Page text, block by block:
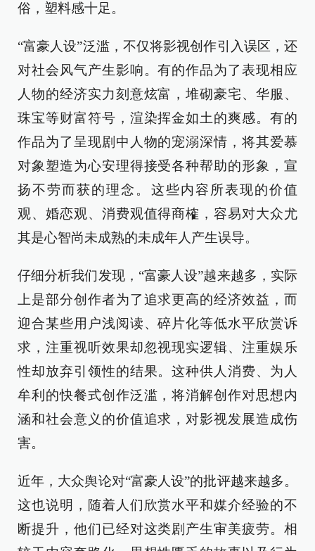
俗，塑料感十足。
“富豪人设”泛滥，不仅将影视创作引入误区，还
对社会风气产生影响。有的作品为了表现相应
人物的经济实力刻意炫富，堆砌豪宅、华服、
珠宝等财富符号，渲染挥金如土的爽感。有的
作品为了呈现剧中人物的宠溺深情，将其爱慕
对象塑造为心安理得接受各种帮助的形象，宣
扬不劳而获的理念。这些内容所表现的价值
观、婚恋观、消费观值得商榷，容易对大众尤
其是心智尚未成熟的未成年人产生误导。
仔细分析我们发现，“富豪人设”越来越多，实际
上是部分创作者为了追求更高的经济效益，而
迎合某些用户浅阅读、碎片化等低水平欣赏诉
求，注重视听效果却忽视现实逻辑、注重娱乐
性却放弃引领性的结果。这种供人消费、为人
牟利的快餐式创作泛滥，将消解创作对思想内
涵和社会意义的价值追求，对影视发展造成伤
害。
近年，大众舆论对“富豪人设”的批评越来越多。
这也说明，随着人们欣赏水平和媒介经验的不
断提升，他们已经对这类剧产生审美疲劳。相